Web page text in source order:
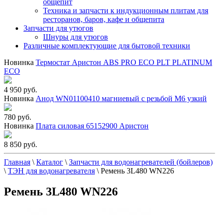
общепит
Техника и запчасти к индукционным плитам для
ресторанов, баров, кафе и общепита
Запчасти для утюгов
Шнуры для утюгов
Различные комплектующие для бытовой техники
Новинка Термостат Аристон ABS PRO ECO PLT PLATINUM
ECO
4 950 руб.
Новинка Анод WN01100410 магниевый с резьбой М6 узкий
780 руб.
Новинка Плата силовая 65152900 Аристон
8 850 руб.
Главная \ Каталог \ Запчасти для водонагревателей (бойлеров)
\ ТЭН для водонагревателя \ Ремень 3L480 WN226
Ремень 3L480 WN226